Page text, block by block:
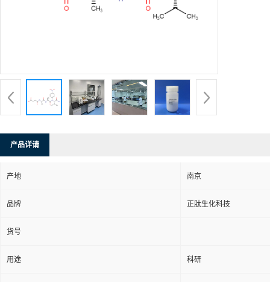
产品详请
产地 南京
品牌 正肽生化科技
货号
用途 科研